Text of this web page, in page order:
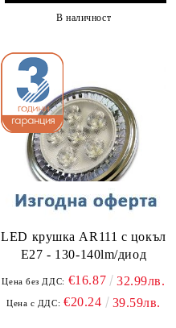
В наличност
LED крушка AR111 с цокъл
E27 - 130-140lm/диод
Цена без ДДС: €16.87 32.99лв.
Цена с ДДС: €20.24 39.59лв.